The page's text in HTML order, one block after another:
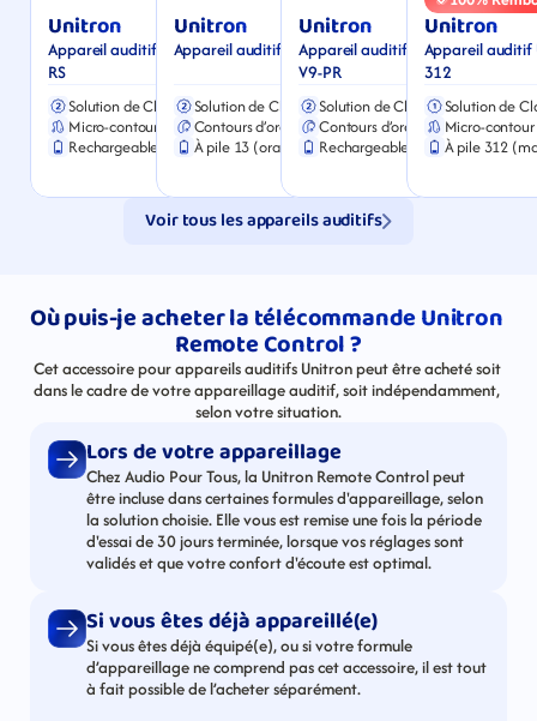
Unitron
Appareil auditif Unitron Moxi V9-
RS
Solution de Classe 2
Micro-contour d’oreille
Rechargeable (Chargeur inclus)
Unitron
Appareil auditif Unitron Stride P
Solution de Classe 2
Contours d’oreille
À pile 13 (orange)
Unitron
Appareil auditif Unitron Stride
V9-PR
Solution de Classe 2
Contours d’oreille
Rechargeable (Chargeur inclus)
Unitron
Appareil auditif
312
Solution de
Micro-contour
À pile 312
Voir tous les appareils auditifs
Où puis-je acheter la télécommande Unitron
Remote Control ?
Cet accessoire pour appareils auditifs Unitron peut être acheté soit
dans le cadre de votre appareillage auditif, soit indépendamment,
selon votre situation.
Lors de votre appareillage
Chez Audio Pour Tous, la Unitron Remote Control peut
être incluse dans certaines formules d'appareillage, selon
la solution choisie. Elle vous est remise une fois la période
d'essai de 30 jours terminée, lorsque vos réglages sont
validés et que votre confort d'écoute est optimal.
Si vous êtes déjà appareillé(e)
Si vous êtes déjà équipé(e), ou si votre formule
d’appareillage ne comprend pas cet accessoire, il est tout
à fait possible de l’acheter séparément.